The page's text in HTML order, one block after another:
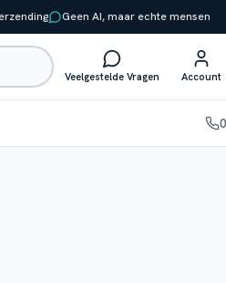
Geen AI, maar echte mensen
Veelgestelde Vragen Account